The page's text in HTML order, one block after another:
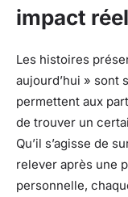
impact réel
Les histoires
aujourd’hui » sont
permettent aux
de trouver un
Qu’il s’agisse de
relever après une
personnelle,